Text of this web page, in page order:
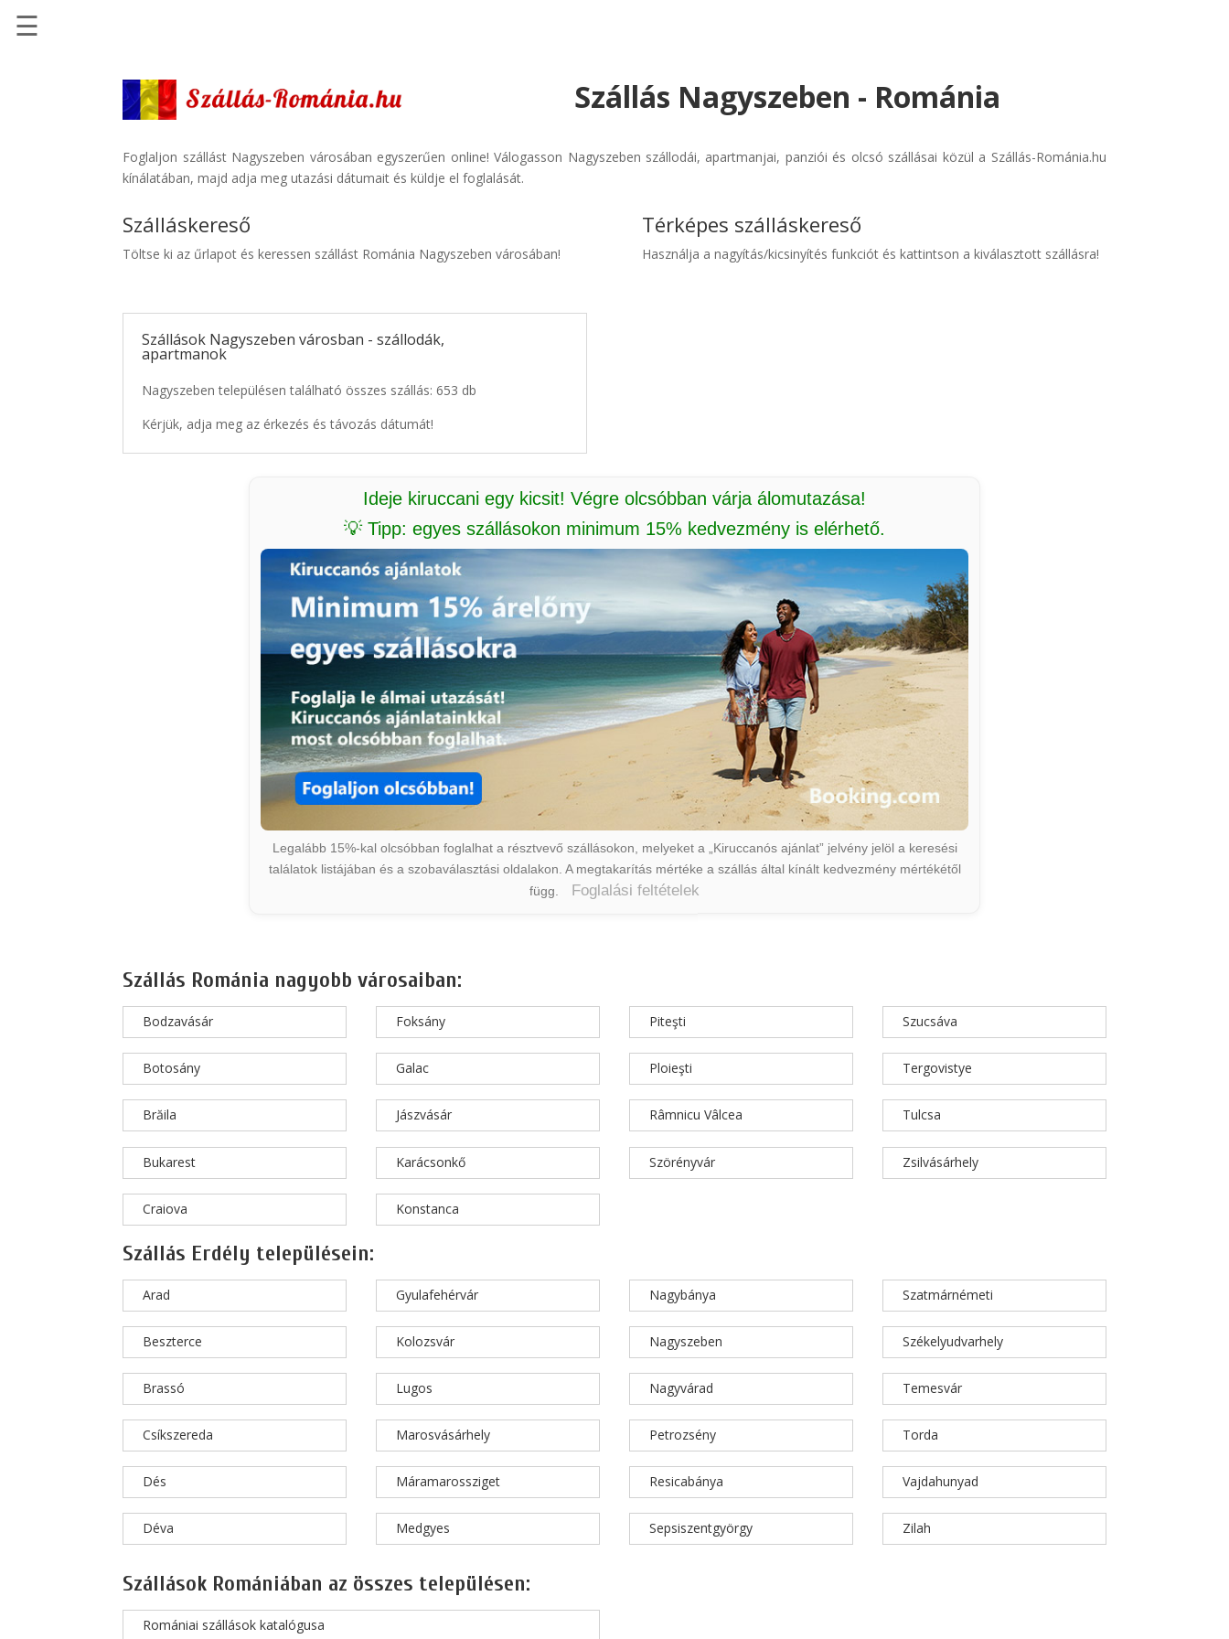
Szállásinfo.eu
Repülőjegy
☰
Szállás Nagyszeben - Románia
Foglaljon szállást Nagyszeben városában egyszerűen online! Válogasson Nagyszeben szállodái, apartmanjai, panziói és olcsó szállásai közül a Szállás-Románia.hu
kínálatában, majd adja meg utazási dátumait és küldje el foglalását.
Szálláskereső
Töltse ki az űrlapot és keressen szállást Románia Nagyszeben városában!
Szállások Nagyszeben városban - szállodák,
apartmanok
Nagyszeben településen található összes szállás: 653 db
Kérjük, adja meg az érkezés és távozás dátumát!
Térképes szálláskereső
Használja a nagyítás/kicsinyítés funkciót és kattintson a kiválasztott szállásra!
Ideje kiruccani egy kicsit! Végre olcsóbban várja álomutazása!
💡 Tipp: egyes szállásokon minimum 15% kedvezmény is elérhető.
Legalább 15%-kal olcsóbban foglalhat a résztvevő szállásokon, melyeket a „Kiruccanós ajánlat” jelvény jelöl a keresési
találatok listájában és a szobaválasztási oldalakon. A megtakarítás mértéke a szállás által kínált kedvezmény mértékétől
függ.
Foglalási feltételek
Szállás Románia nagyobb városaiban:
Bodzavásár
Botosány
Brăila
Bukarest
Craiova
Foksány
Galac
Jászvásár
Karácsonkő
Konstanca
Piteşti
Ploieşti
Râmnicu Vâlcea
Szörényvár
Szucsáva
Tergovistye
Tulcsa
Zsilvásárhely
Szállás Erdély településein:
Arad
Beszterce
Brassó
Csíkszereda
Dés
Déva
Gyulafehérvár
Kolozsvár
Lugos
Marosvásárhely
Máramarossziget
Medgyes
Nagybánya
Nagyszeben
Nagyvárad
Petrozsény
Resicabánya
Sepsiszentgyörgy
Szatmárnémeti
Székelyudvarhely
Temesvár
Torda
Vajdahunyad
Zilah
Szállások Romániában az összes településen:
Romániai szállások katalógusa